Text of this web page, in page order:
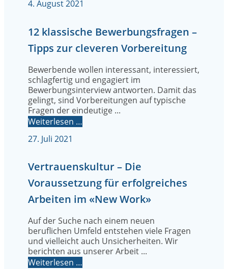
4. August 2021
12 klassische Bewerbungsfragen –
Tipps zur cleveren Vorbereitung
Bewerbende wollen interessant, interessiert,
schlagfertig und engagiert im
Bewerbungsinterview antworten. Damit das
gelingt, sind Vorbereitungen auf typische
Fragen der eindeutige ...
Weiterlesen …
27. Juli 2021
Vertrauenskultur – Die
Voraussetzung für erfolgreiches
Arbeiten im «New Work»
Auf der Suche nach einem neuen
beruflichen Umfeld entstehen viele Fragen
und vielleicht auch Unsicherheiten. Wir
berichten aus unserer Arbeit ...
Weiterlesen …